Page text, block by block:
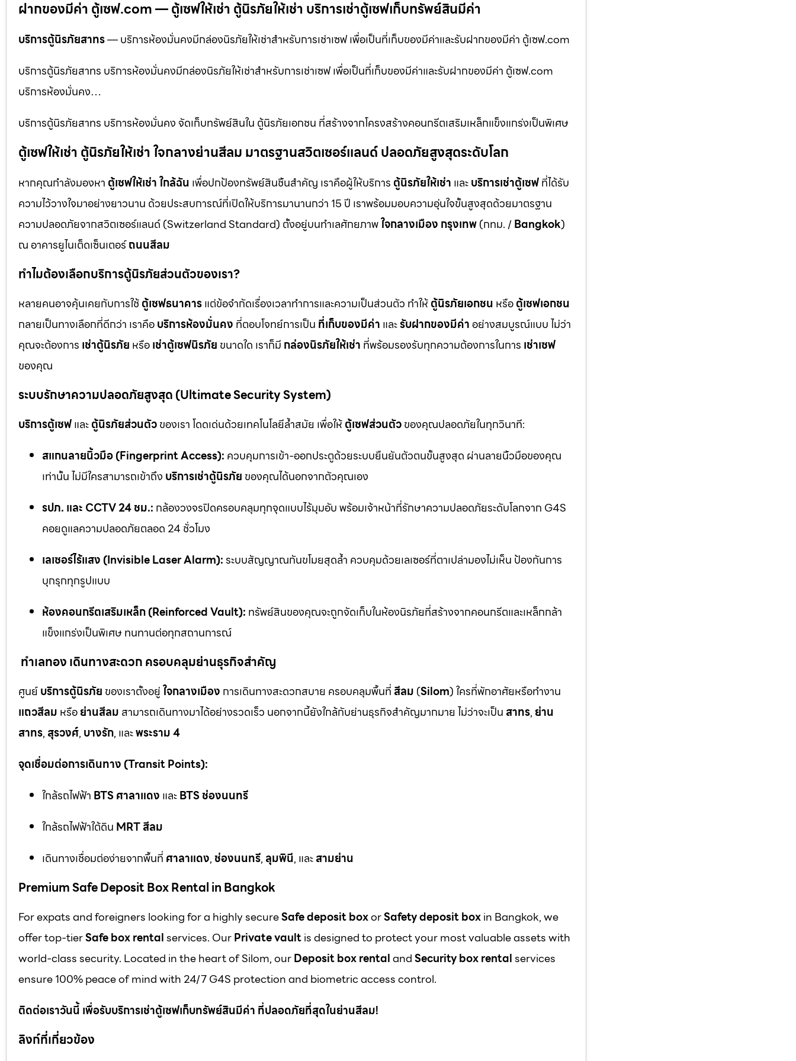
ฝากของมีค่า ตู้เซฟ.com — ตู้เซฟให้เช่า ตู้นิรภัยให้เช่า บริการเช่าตู้เซฟเก็บทรัพย์สินมีค่า
บริการตู้นิรภัยสาทร— บริการห้องมั่นคงมีกล่องนิรภัยให้เช่าสำหรับการเช่าเซฟ เพื่อเป็นที่เก็บของมีค่าและรับฝากของมีค่า ตู้เซฟ.com
บริการตู้นิรภัยสาทร บริการห้องมั่นคงมีกล่องนิรภัยให้เช่าสำหรับการเช่าเซฟ เพื่อเป็นที่เก็บของมีค่าและรับฝากของมีค่า ตู้เซฟ.com
บริการห้องมั่นคง…
บริการตู้นิรภัยสาทร บริการห้องมั่นคง จัดเก็บทรัพย์สินใน ตู้นิรภัยเอกชน ที่สร้างจากโครงสร้างคอนกรีตเสริมเหล็กแข็งแกร่งเป็นพิเศษ
ตู้เซฟให้เช่า ตู้นิรภัยให้เช่า ใจกลางย่านสีลม มาตรฐานสวิตเซอร์แลนด์ ปลอดภัยสูงสุดระดับโลก
หากคุณกำลังมองหา ตู้เซฟให้เช่า ใกล้ฉัน เพื่อปกป้องทรัพย์สินชิ้นสำคัญ เราคือผู้ให้บริการ ตู้นิรภัยให้เช่า และบริการเช่าตู้เซฟที่ได้รับ
ความไว้วางใจมาอย่างยาวนาน ด้วยประสบการณ์ที่เปิดให้บริการมานานกว่า 15 ปี เราพร้อมมอบความอุ่นใจขั้นสูงสุดด้วยมาตรฐาน
ความปลอดภัยจากสวิตเซอร์แลนด์ (Switzerland Standard) ตั้งอยู่บนทำเลศักยภาพใจกลางเมือง กรุงเทพ(กทม. /Bangkok)
ณ อาคารยูไนเต็ดเซ็นเตอร์ถนนสีลม
ทำไมต้องเลือกบริการตู้นิรภัยส่วนตัวของเรา?
หลายคนอาจคุ้นเคยกับการใช้ตู้เซฟธนาคารแต่ข้อจำกัดเรื่องเวลาทำการและความเป็นส่วนตัว ทำให้ตู้นิรภัยเอกชน หรือตู้เซฟเอกชน
กลายเป็นทางเลือกที่ดีกว่า เราคือบริการห้องมั่นคง ที่ตอบโจทย์การเป็น ที่เก็บของมีค่า และรับฝากของมีค่าอย่างสมบูรณ์แบบ ไม่ว่า
คุณจะต้องการ เช่าตู้นิรภัย หรือเช่าตู้เซฟนิรภัย ขนาดใด เราก็มี กล่องนิรภัยให้เช่า ที่พร้อมรองรับทุกความต้องการในการ เช่าเซฟ
ของคุณ
ระบบรักษาความปลอดภัยสูงสุด (Ultimate Security System)
บริการตู้เซฟและตู้นิรภัยส่วนตัวของเรา โดดเด่นด้วยเทคโนโลยีล้ำสมัย เพื่อให้ตู้เซฟส่วนตัวของคุณปลอดภัยในทุกวินาที:
สแกนลายนิ้วมือ (Fingerprint Access): ควบคุมการเข้า-ออกประตูด้วยระบบยืนยันตัวตนขั้นสูงสุด ผ่านลายนิ้วมือของคุณ
เท่านั้น ไม่มีใครสามารถเข้าถึง บริการเช่าตู้นิรภัย ของคุณได้นอกจากตัวคุณเอง
รปภ. และ CCTV 24 ชม.: กล้องวงจรปิดครอบคลุมทุกจุดแบบไร้มุมอับ พร้อมเจ้าหน้าที่รักษาความปลอดภัยระดับโลกจาก G4S
คอยดูแลความปลอดภัยตลอด 24 ชั่วโมง
เลเซอร์ไร้แสง (Invisible Laser Alarm):ระบบสัญญาณกันขโมยสุดล้ำ ควบคุมด้วยเลเซอร์ที่ตาเปล่ามองไม่เห็น ป้องกันการ
บุกรุกทุกรูปแบบ
ห้องคอนกรีตเสริมเหล็ก (Reinforced Vault): ทรัพย์สินของคุณจะถูกจัดเก็บในห้องนิรภัยที่สร้างจากคอนกรีตและเหล็กกล้า
แข็งแกร่งเป็นพิเศษ ทนทานต่อทุกสถานการณ์
ทำเลทอง เดินทางสะดวก ครอบคลุมย่านธุรกิจสำคัญ
ศูนย์บริการตู้นิรภัย ของเราตั้งอยู่ใจกลางเมือง การเดินทางสะดวกสบาย ครอบคลุมพื้นที่ สีลม (Silom) ใครที่พักอาศัยหรือทำงาน
แถวสีลม หรือย่านสีลม สามารถเดินทางมาได้อย่างรวดเร็ว นอกจากนี้ยังใกล้กับย่านธุรกิจสำคัญมากมาย ไม่ว่าจะเป็น สาทร, ย่าน
สาทร, สุรวงศ์, บางรัก, และพระราม 4
จุดเชื่อมต่อการเดินทาง (Transit Points):
ใกล้รถไฟฟ้า BTS ศาลาแดง และBTS ช่องนนทรี
ใกล้รถไฟฟ้าใต้ดิน MRT สีลม
เดินทางเชื่อมต่อง่ายจากพื้นที่ ศาลาแดง, ช่องนนทรี, ลุมพินี, และสามย่าน
Premium Safe Deposit Box Rental in Bangkok
For expats and foreigners looking for a highly secureSafe deposit boxorSafety deposit boxin Bangkok, we
offer top-tierSafe box rentalservices. OurPrivate vaultis designed to protect your most valuable assets with
world-class security. Located in the heart of Silom, ourDeposit box rentalandSecurity box rentalservices
ensure 100% peace of mind with 24/7 G4S protection and biometric access control.
ติดต่อเราวันนี้ เพื่อรับบริการเช่าตู้เซฟเก็บทรัพย์สินมีค่า ที่ปลอดภัยที่สุดในย่านสีลม!
ลิงก์ที่เกี่ยวข้อง